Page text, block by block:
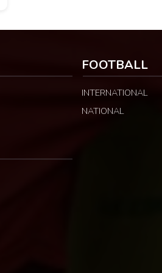
FOOTBALL
INTERNATIONAL
NATIONAL